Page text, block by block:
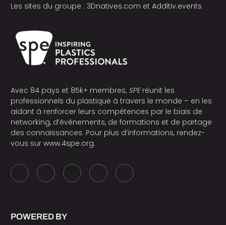
Les sites du groupe : 3Dnatives.com et Additiv.events
Avec 84 pays et 85k+ membres, SPEréunit les
professionnels du plastique à travers le monde – en les
aidant à renforcer leurs compétences par le biais de
networking, d’événements, de formations et de partage
des connaissances. Pour plus d’informations, rendez-
vous sur www.4spe.org.
POWERED BY